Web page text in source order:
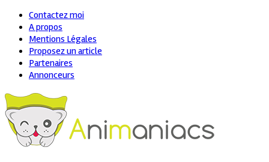
Contactez moi
A propos
Mentions Légales
Proposez un article
Partenaires
Annonceurs